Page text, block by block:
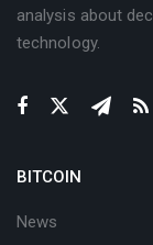
analysis about
technology.
BITCOIN
News